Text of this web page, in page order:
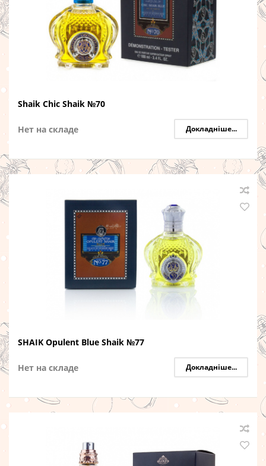
Shaik Chic Shaik №70
Нет на складе Докладніше...
SHAIK Opulent Blue Shaik №77
Нет на складе Докладніше...